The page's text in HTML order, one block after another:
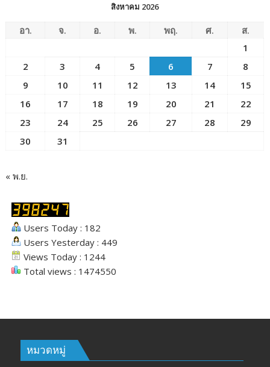
สิงหาคม 2026
อา. จ. อ. พ. พฤ. ศ.
ส.
1
2
3 4 5 6 7
8
9
10 11 12 13 14
15
16
17 18 19 20 21
22
23
24 25 26 27 28
29
30
31
« พ.ย.
Users Today : 182
Users Yesterday : 449
Views Today : 1244
Total views : 1474550
หมวดหมู่